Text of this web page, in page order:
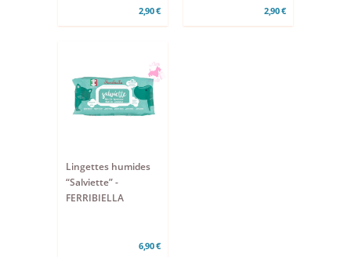
2,90 € 2,90 €
Lingettes humides
“Salviette” -
FERRIBIELLA
6,90 €